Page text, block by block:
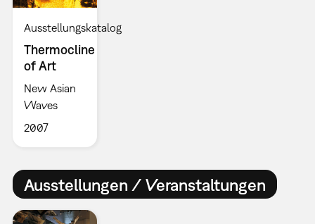
Ausstellungskatalog
Thermocline
of Art
New Asian
Waves
2007
Ausstellungen / Veranstaltungen